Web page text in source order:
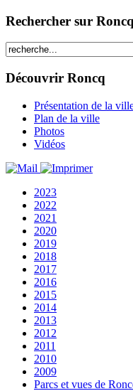
Rechercher sur
Découvrir Roncq
Présentation de la
Plan de la ville
Photos
Vidéos
2023
2022
2021
2020
2019
2018
2017
2016
2015
2014
2013
2012
2011
2010
2009
Parcs et vues de